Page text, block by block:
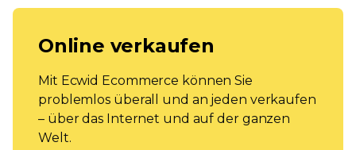
Online verkaufen
Mit Ecwid Ecommerce können Sie
problemlos überall und an jeden verkaufen
– über das Internet und auf der ganzen
Welt.